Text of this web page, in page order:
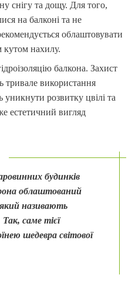
снігу та дощу. Для того,
на балконі та не
облаштовувати
кутом нахилу.
балкона. Захист
тривале використання
уникнути розвитку цвілі та
естетичний вигляд
будинків
облаштований
називають
саме тієї
шедевра світової